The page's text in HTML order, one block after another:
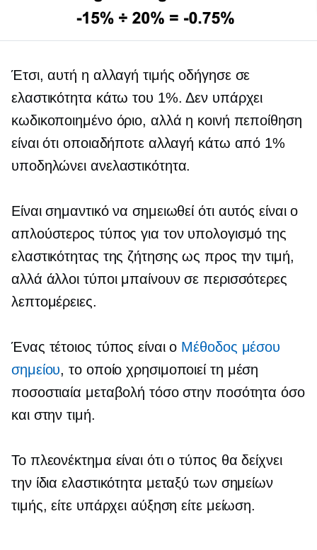
Έτσι, αυτή η αλλαγή τιμής οδήγησε σε
ελαστικότητα κάτω του 1%. Δεν υπάρχει
κωδικοποιημένο όριο, αλλά η κοινή πεποίθηση
είναι ότι οποιαδήποτε αλλαγή κάτω από 1%
υποδηλώνει ανελαστικότητα.
Είναι σημαντικό να σημειωθεί ότι αυτός είναι ο
απλούστερος τύπος για τον υπολογισμό της
ελαστικότητας της ζήτησης ως προς την τιμή,
αλλά άλλοι τύποι μπαίνουν σε περισσότερες
λεπτομέρειες.
Ένας τέτοιος τύπος είναι ο Μέθοδος μέσου
σημείου, το οποίο χρησιμοποιεί τη μέση
ποσοστιαία μεταβολή τόσο στην ποσότητα όσο
και στην τιμή.
Το πλεονέκτημα είναι ότι ο τύπος θα δείχνει
την ίδια ελαστικότητα μεταξύ των σημείων
τιμής, είτε υπάρχει αύξηση είτε μείωση.